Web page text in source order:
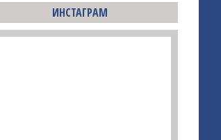
ИНСТАГРАМ